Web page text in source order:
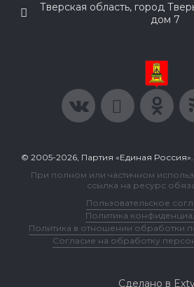
Тверская область, город
дом 7
© 2005-2026, Партия «Единая
При полном или частичном
ссылка на ресурс
Пользовательское
Политика
Политика в отношении обработки
Согласие на обработку
Сделано в